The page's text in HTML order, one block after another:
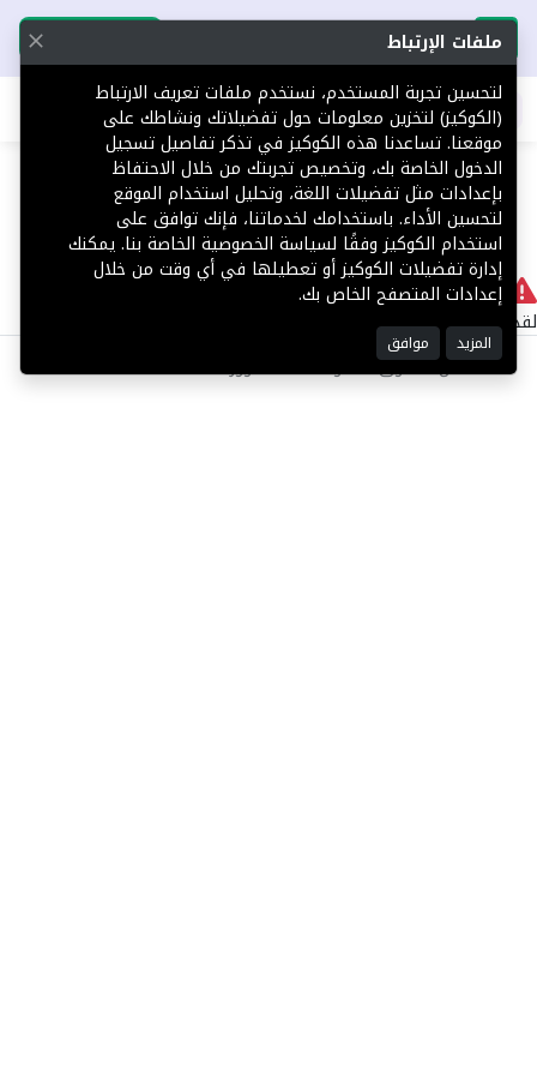
تحميل التطبيق تحميل التطبيق
اطلب عقارك
404 لا يوجد
لقد حدث خطأ داخلي أثناء معالجة طلبك.
©2025 كل الحقوق محفوظة منصة توور
ملفات الإرتباط
لتحسين تجربة المستخدم، نستخدم ملفات تعريف الارتباط
(الكوكيز) لتخزين معلومات حول تفضيلاتك ونشاطك على
موقعنا. تساعدنا هذه الكوكيز في تذكر تفاصيل تسجيل
الدخول الخاصة بك، وتخصيص تجربتك من خلال الاحتفاظ
بإعدادات مثل تفضيلات اللغة، وتحليل استخدام الموقع
لتحسين الأداء. باستخدامك لخدماتنا، فإنك توافق على
استخدام الكوكيز وفقًا لسياسة الخصوصية الخاصة بنا. يمكنك
إدارة تفضيلات الكوكيز أو تعطيلها في أي وقت من خلال
إعدادات المتصفح الخاص بك.
المزيد موافق